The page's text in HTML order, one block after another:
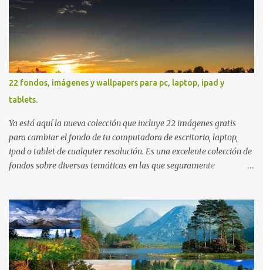
elementos que hoy acompañan a esta serie fascinante de
fotografía sobre paisajes naturales. Que tengan un feliz jueves
(imágenes con mensajes) con mis mejores deseos a través de la
distancia. Sinceramente, José Luis Ávila Herrera.
22 fondos, imágenes y wallpapers para pc, laptop, ipad y
tablets.
Ya está aquí la nueva colección que incluye 22 imágenes gratis
para cambiar el fondo de tu computadora de escritorio, laptop,
ipad o tablet de cualquier resolución. Es una excelente colección de
fondos sobre diversas temáticas en las que seguramente
olviden utilizar los botones que aparecen sobre cada imagen para
compartir estos fondos en las redes sociales con todos sus amigos.
Gracias.